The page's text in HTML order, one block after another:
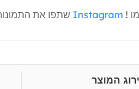
Instagram